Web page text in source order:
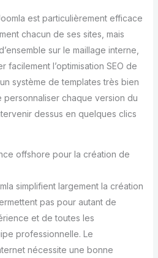
est particulièrement efficace
chacun de ses sites, mais
sur le maillage interne,
facilement l’optimisation SEO de
système de templates très bien
chaque version du
dessus en quelques clics
offshore pour la création de
simplifient largement la création
pas pour autant de
et de toutes les
professionnelle. Le
nécessite une bonne